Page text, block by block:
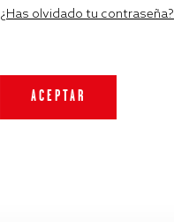
¿Has olvidado tu contraseña?